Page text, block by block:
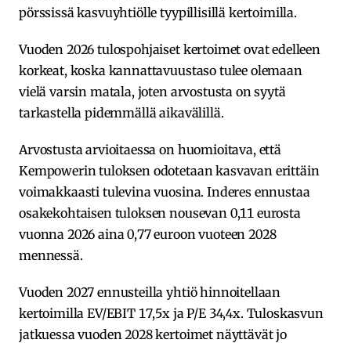
pörssissä kasvuyhtiölle tyypillisillä kertoimilla.
Vuoden 2026 tulospohjaiset kertoimet ovat edelleen
korkeat, koska kannattavuustaso tulee olemaan
vielä varsin matala, joten arvostusta on syytä
tarkastella pidemmällä aikavälillä.
Arvostusta arvioitaessa on huomioitava, että
Kempowerin tuloksen odotetaan kasvavan erittäin
voimakkaasti tulevina vuosina. Inderes ennustaa
osakekohtaisen tuloksen nousevan 0,11 eurosta
vuonna 2026 aina 0,77 euroon vuoteen 2028
mennessä.
Vuoden 2027 ennusteilla yhtiö hinnoitellaan
kertoimilla EV/EBIT 17,5x ja P/E 34,4x. Tuloskasvun
jatkuessa vuoden 2028 kertoimet näyttävät jo